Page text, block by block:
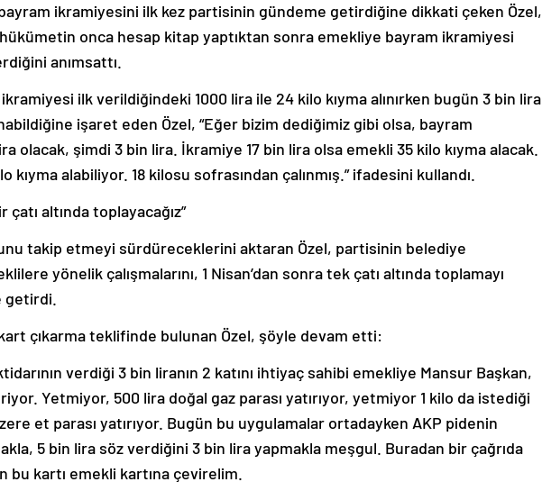
ikramiyesini ilk kez partisinin gündeme getirdiğine dikkati çeken Özel,
onca hesap kitap yaptıktan sonra emekliye bayram ikramiyesi
anımsattı.
ilk verildiğindeki 1000 lira ile 24 kilo kıyma alınırken bugün 3 bin lira
işaret eden Özel, “Eğer bizim dediğimiz gibi olsa, bayram
olacak, şimdi 3 bin lira. İkramiye 17 bin lira olsa emekli 35 kilo kıyma alacak.
kıyma alabiliyor. 18 kilosu sofrasından çalınmış.” ifadesini kullandı.
çatı altında toplayacağız”
takip etmeyi sürdüreceklerini aktaran Özel, partisinin belediye
yönelik çalışmalarını, 1 Nisan’dan sonra tek çatı altında toplamayı
getirdi.
çıkarma teklifinde bulunan Özel, şöyle devam etti:
verdiği 3 bin liranın 2 katını ihtiyaç sahibi emekliye Mansur Başkan,
Yetmiyor, 500 lira doğal gaz parası yatırıyor, yetmiyor 1 kilo da istediği
et parası yatırıyor. Bugün bu uygulamalar ortadayken AKP pidenin
5 bin lira söz verdiğini 3 bin lira yapmakla meşgul. Buradan bir çağrıda
bu kartı emekli kartına çevirelim.